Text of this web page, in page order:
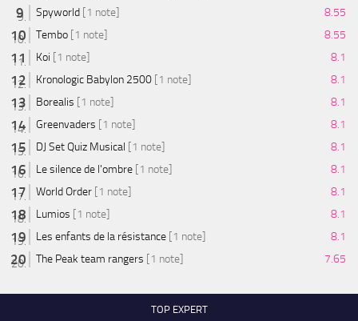
Spyworld [1 note]
8.55
Tembo [1 note]
8.55
Koi [1 note]
8.1
Kronologic Babylon 2500 [1 note]
8.1
Borealis [1 note]
8.1
Greenvaders [1 note]
8.1
DJ Set Quiz Musical [1 note]
8.1
Le silence de l'ombre [1 note]
8.1
World Order [1 note]
8.1
Lumios [1 note]
8.1
Les enfants de la résistance [1 note]
8.1
The Peak team rangers [1 note] 7.65
TOP EXPERT